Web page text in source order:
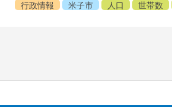
行政情報
米子市 人口 世帯数